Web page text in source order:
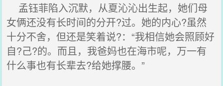
孟钰菲陷入沉默，从夏沁沁出生起，她们母
女俩还没有长时间的分开?过。她的内心?虽然
十分不舍，但还是笑着说?：“我相信她会照顾好
自?己?的。而且，我爸妈也在海市呢，万一有
什么事也有长辈去?给她撑腰。”